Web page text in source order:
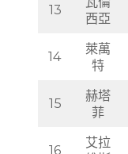
13
瓦倫
西亞
14
萊萬
特
15
赫塔
菲
艾拉